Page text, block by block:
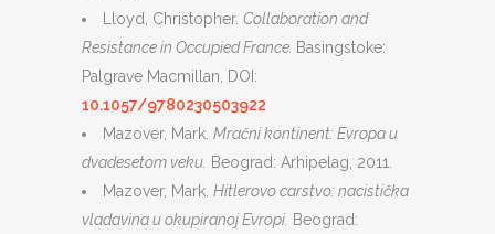
Lloyd, Christopher. Collaboration and
Resistance in Occupied France. Basingstoke:
Palgrave Macmillan, DOI:
10.1057/9780230503922
Mazover, Mark. Mračni kontinent: Evropa u
dvadesetom veku Beograd: Arhipelag, 2011.
Mazover, Mark. Hitlerovo carstvo: nacistička
vladavina u okupiranoj Evropi. Beograd: